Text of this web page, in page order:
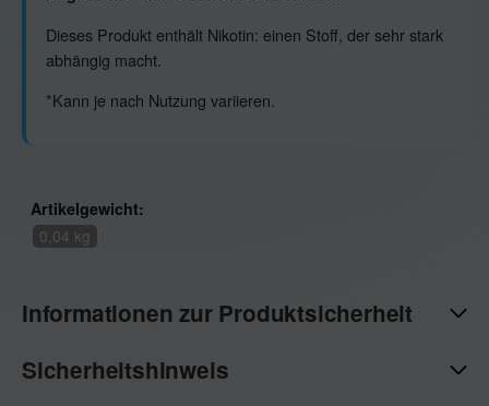
Dieses Produkt enthält Nikotin: einen Stoff, der sehr stark
abhängig macht.
*Kann je nach Nutzung variieren.
Artikelgewicht:
0,04 kg
Informationen zur Produktsicherheit
Sicherheitshinweis